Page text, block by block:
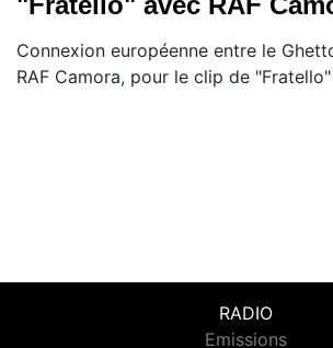
Connexion européenne entre le
RAF Camora, pour le clip de "Fratello"
RADIO
Emissions